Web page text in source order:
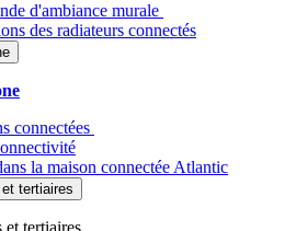
d'ambiance murale
des radiateurs connectés
connectées
la maison connectée Atlantic
tertiaires
et tertiaires